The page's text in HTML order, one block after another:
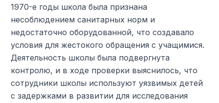
1970-е годы школа была признана
несоблюдением санитарных норм и
недостаточно оборудованной, что создавало
условия для жестокого обращения с учащимися.
Деятельность школы была подвергнута
контролю, и в ходе проверки выяснилось, что
сотрудники школы используют уязвимых детей
с задержками в развитии для исследования